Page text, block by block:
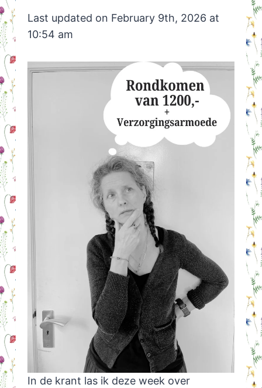
Last updated on February 9th, 2026 at
10:54 am
In de krant las ik deze week over